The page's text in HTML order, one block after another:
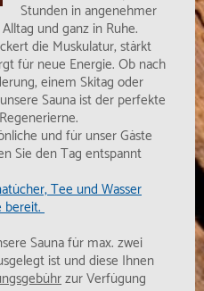
Stunden in angenehmer
und ganz in Ruhe.
die Muskulatur, stärkt
für neue Energie. Ob nach
einem Skitag oder
Sauna ist der perfekte
und für unser Gäste
Sie den Tag entspannt
Tee und Wasser
bereit.
Sauna für max. zwei
ist und diese Ihnen
zur Verfügung